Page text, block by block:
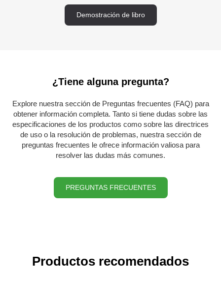
Demostración de libro
¿Tiene alguna pregunta?
Explore nuestra sección de Preguntas frecuentes (FAQ) para
obtener información completa. Tanto si tiene dudas sobre las
especificaciones de los productos como sobre las directrices
de uso o la resolución de problemas, nuestra sección de
preguntas frecuentes le ofrece información valiosa para
resolver las dudas más comunes.
PREGUNTAS FRECUENTES
Productos recomendados